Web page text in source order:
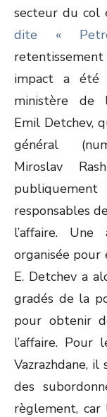
secteur du col
dite «
impact a été
ministère de
Emil Detchev,
général
Miroslav
responsables
l’affaire.
organisée
E. Detchev a
gradés de la
pour obtenir
l’affaire.
Vazrazhdane, il
des
règlement, car